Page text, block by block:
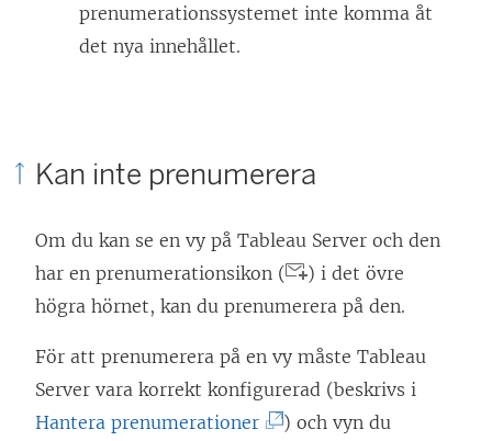
prenumerationssystemet inte komma åt
det nya innehållet.
Kan inte prenumerera
Om du kan se en vy på Tableau Server och den
har en prenumerationsikon (
) i det övre
högra hörnet, kan du prenumerera på den.
För att prenumerera på en vy måste Tableau
Server vara korrekt konfigurerad (beskrivs i
Hantera prenumerationer(
) och vyn du